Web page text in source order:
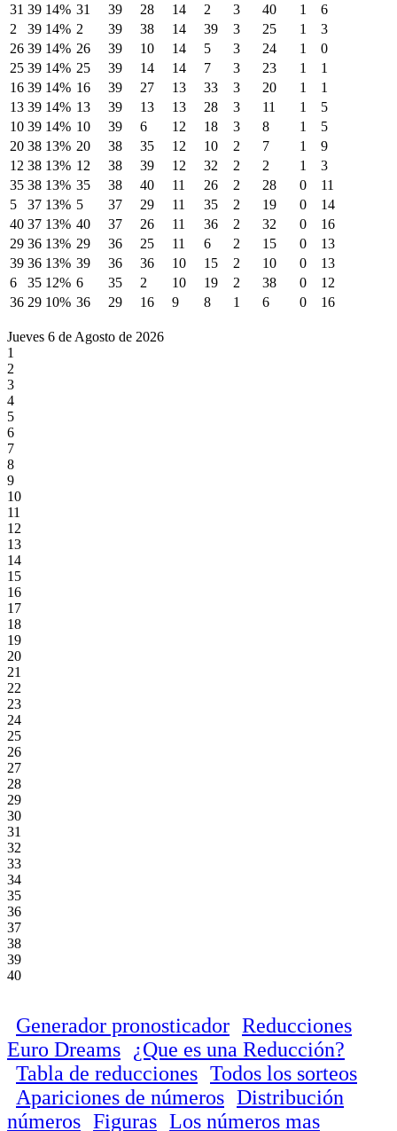
31 39 14% 31 39 28 14 2 3 40 1
6
2
39 14% 2 39 38 14 39 3 25 1
3
26 39 14% 26 39 10 14 5 3 24 1
0
25 39 14% 25 39 14 14 7 3 23 1
1
16 39 14% 16 39 27 13 33 3 20 1
1
13 39 14% 13 39 13 13 28 3 11 1
5
10 39 14% 10 39 6 12 18 3 8 1
5
20 38 13% 20 38 35 12 10 2 7 1
9
12 38 13% 12 38 39 12 32 2 2 1
3
35 38 13% 35 38 40 11 26 2 28 0
11
5
37 13% 5 37 29 11 35 2 19 0
14
40 37 13% 40 37 26 11 36 2 32 0
16
29 36 13% 29 36 25 11 6 2 15 0
13
39 36 13% 39 36 36 10 15 2 10 0
13
6
35 12% 6 35 2 10 19 2 38 0
12
36 29 10% 36 29 16 9 8 1 6 0 16
Jueves 6 de Agosto de 2026
1
2
3
4
5
6
7
8
9
10
11
12
13
14
15
16
17
18
19
20
21
22
23
24
25
26
27
28
29
30
31
32
33
34
35
36
37
38
39
40
Generador pronosticador Reducciones
Euro Dreams
¿Que es una Reducción?
Tabla de reducciones Todos los sorteos
Apariciones de números Distribución
números Figuras Los números mas